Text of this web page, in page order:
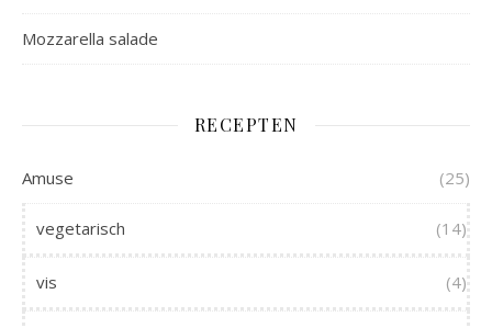
Mozzarella salade
RECEPTEN
Amuse (25)
vegetarisch (14)
vis (4)